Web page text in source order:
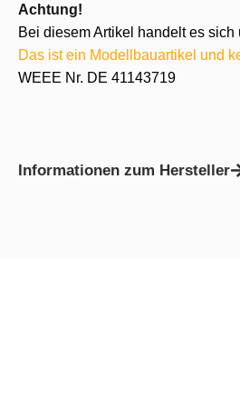
Achtung!
Bei diesem Artikel handelt es
Das ist ein Modellbauartikel und
WEEE Nr. DE 41143719
Informationen zum Hersteller